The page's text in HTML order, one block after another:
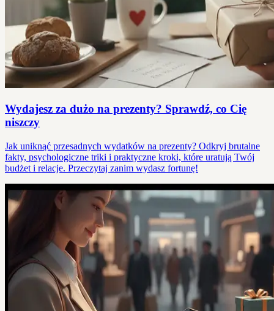
Wydajesz za dużo na prezenty? Sprawdź, co Cię
niszczy
Jak uniknąć przesadnych wydatków na prezenty? Odkryj brutalne
fakty, psychologiczne triki i praktyczne kroki, które uratują Twój
budżet i relacje. Przeczytaj zanim wydasz fortunę!